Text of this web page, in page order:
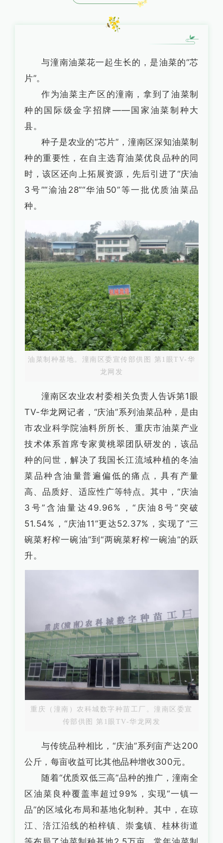
与潼南油菜花一起生长的，是油菜的“芯
片”。
作为油菜主产区的潼南，拿到了油菜制
种的国际级金字招牌——国家油菜制种大
县。
种子是农业的“芯片”，潼南区深知油菜制
种的重要性，在自主选育油菜优良品种的同
时，该区还向上拓展资源，先后引进了“庆油
3号”“渝油28”“华油50”等一批优质油菜品
种。
油菜制种基地。潼南区委宣传部供图 第1眼TV-华
龙网发
潼南区农业农村委相关负责人告诉第1眼
TV-华龙网记者，“庆油”系列油菜品种，是由
市农业科学院油料所所长、重庆市油菜产业
技术体系首席专家黄桃翠团队研发的，该品
种的问世，解决了我国长江流域种植的冬油
菜品种含油量普遍偏低的痛点，具有产量
高、品质好、适应性广等特点。其中，“庆油
3号”含油量达49.96%，“庆油8号”突破
51.54%，“庆油11”更达52.37%，实现了“三
碗菜籽榨一碗油”到“两碗菜籽榨一碗油”的跃
升。
重庆（潼南）农科城数字种苗工厂。潼南区委宣
传部供图 第1眼TV-华龙网发
与传统品种相比，“庆油”系列亩产达200
公斤，每亩收益可比其他品种增收300元。
随着“优质双低三高”品种的推广，潼南全
区油菜良种覆盖率超过99%，实现“一镇一
品”的区域化布局和基地化制种。其中，在琼
江、涪江沿线的柏梓镇、崇龛镇、桂林街道